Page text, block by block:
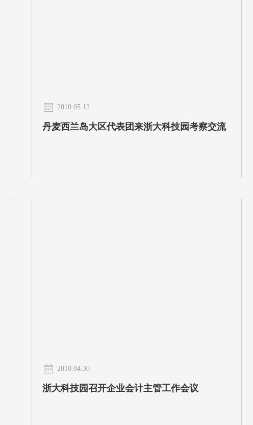
2010.05.12
丹麦西兰岛大区代表团来浙大科技园考察交流
2010.04.30
浙大科技园召开企业会计主管工作会议